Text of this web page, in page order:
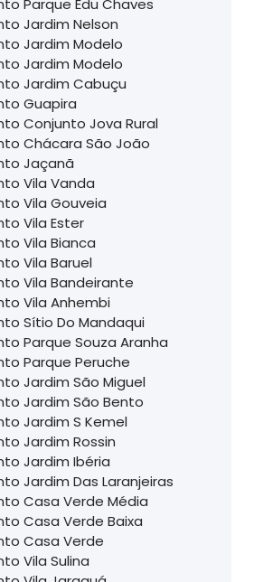
Parque Edu Chaves
Jardim Nelson
Jardim Modelo
Jardim Modelo
Jardim Cabuçu
Guapira
Conjunto Jova Rural
Chácara São João
Jaçanã
Vila Vanda
Vila Gouveia
Vila Ester
Vila Bianca
Vila Baruel
Vila Bandeirante
Vila Anhembi
Sítio Do Mandaqui
Parque Souza Aranha
Parque Peruche
Jardim São Miguel
Jardim São Bento
Jardim S Kemel
Jardim Rossin
Jardim Ibéria
Jardim Das Laranjeiras
Casa Verde Média
Casa Verde Baixa
Casa Verde
Vila Sulina